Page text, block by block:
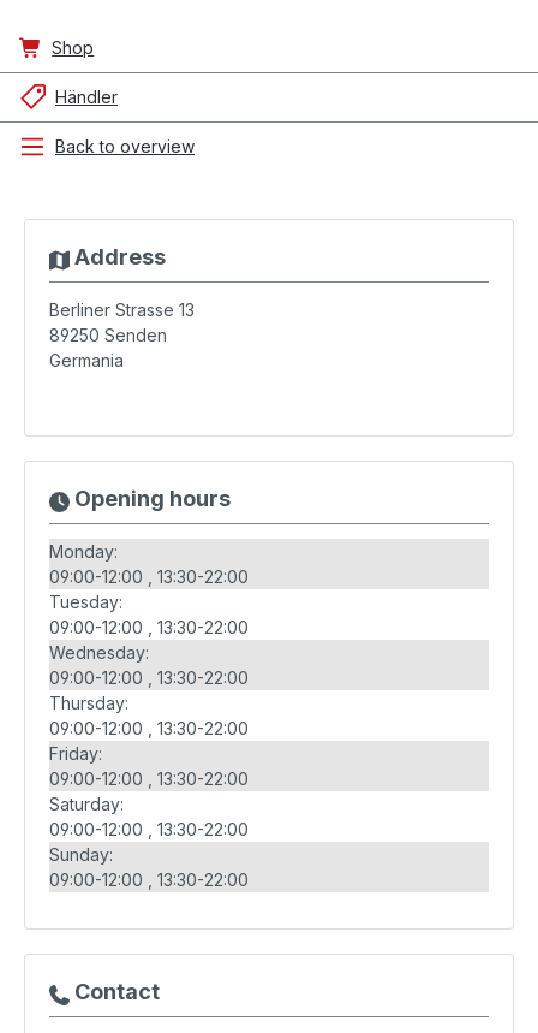
Shop
Händler
Back to overview
Address
Berliner Strasse 13
89250 Senden
Germania
Opening hours
Monday:
09:00-12:00
13:30-22:00
Tuesday:
09:00-12:00
13:30-22:00
Wednesday:
09:00-12:00
13:30-22:00
Thursday:
09:00-12:00
13:30-22:00
Friday:
09:00-12:00
13:30-22:00
Saturday:
09:00-12:00
13:30-22:00
Sunday:
09:00-12:00
13:30-22:00
Contact